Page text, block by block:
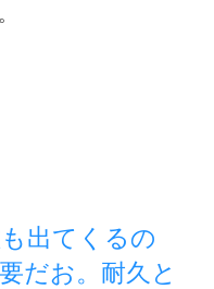
出てくるの
だお。耐久と